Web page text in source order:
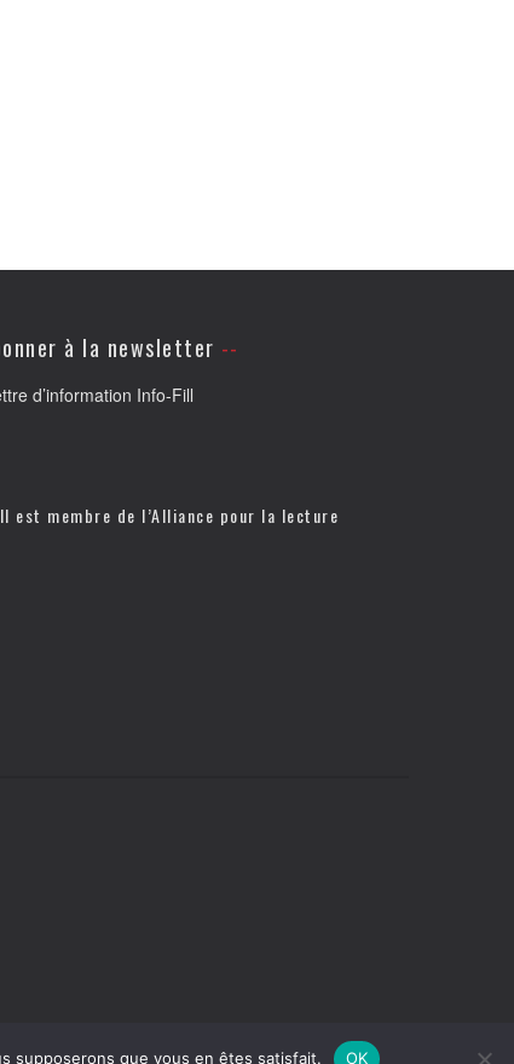
à la newsletter
d’information Info-Fill
est membre de l’Alliance pour la lecture
supposerons que vous en êtes satisfait. OK